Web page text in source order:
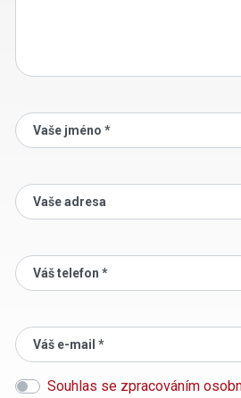
Vaše jméno *
Vaše adresa
Váš telefon *
Váš e-mail *
Souhlas se zpracováním